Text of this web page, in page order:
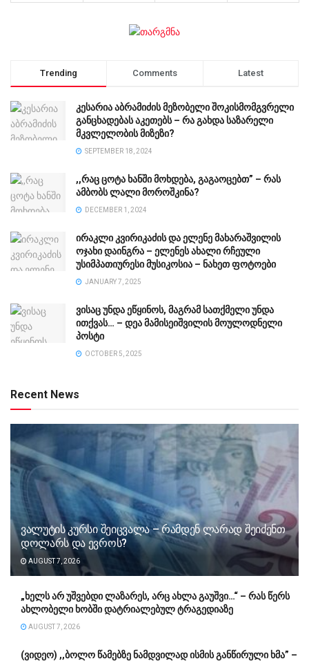
Trending Comments Latest
კესარია აბრამიძის მეზობელი შოკისმომგვრელი
განცხადებას აკეთებს – რა გახდა საზარელი
მკვლელობის მიზეზი?
SEPTEMBER 18, 2024
,,რაც ცოტა ხანში მოხდება, გაგაოცებთ” – რას
ამბობს ლალი მოროშკინა?
DECEMBER 1, 2024
ირაკლი კვირიკაძის და ელენე მახარაშვილის
ოჯახი დაინგრა – ელენეს ახალი რჩეული
უსიმპათიურესი მუსიკოსია – ნახეთ ფოტოები
JANUARY 7, 2025
ვისაც უნდა ეწყინოს, მაგრამ სათქმელი უნდა
ითქვას… – დეა მამისეიშვილის მოულოდნელი
პოსტი
OCTOBER 5, 2025
Recent News
ვალუტის კურსი შეიცვალა – რამდენ ლარად შეიძენთ
დოლარს და ევროს?
AUGUST 7, 2026
„ხელს არ უშვებდი ლაზარეს, არც ახლა გაუშვი…“ – რას წერს
ახლობელი ხობში დატრიალებულ ტრაგედიაზე
AUGUST 7, 2026
(ვიდეო) ,,ბოლო წამებზე ნამდვილად ისმის განწირული ხმა” –